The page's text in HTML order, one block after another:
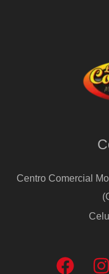
Centro Comercial